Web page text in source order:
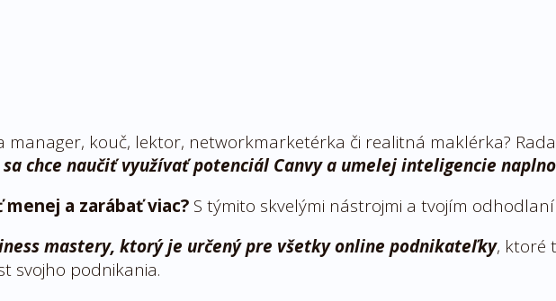
manager, kouč, lektor, networkmarketérka či realitná maklérka?
chce naučiť využívať potenciál Canvy a umelej inteligencie
a zarábať viac? S týmito skvelými nástrojmi a tvojím
mastery, ktorý je určený pre všetky online podnikateľky, ktoré
svojho podnikania.